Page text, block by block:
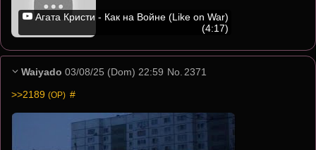
Агата Кристи - Как на Войне (Like on War)
(4:17)
Waiyado 03/08/25 (Dom) 22:59 No. 2371
>>2189 (OP) #